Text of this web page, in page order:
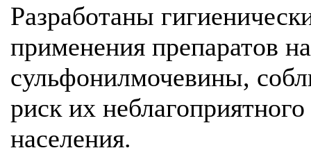
Разработаны
применения препаратов
сульфонилмочевины,
риск их
населения.